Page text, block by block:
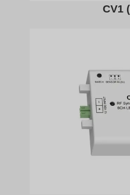
CV1